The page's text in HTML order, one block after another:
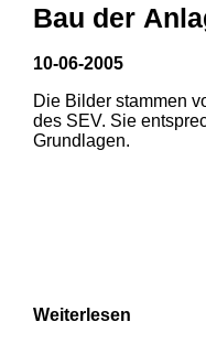
Bau der
10-06-2005
Die Bilder stammen
des SEV. Sie
Grundlagen.
Weiterlesen